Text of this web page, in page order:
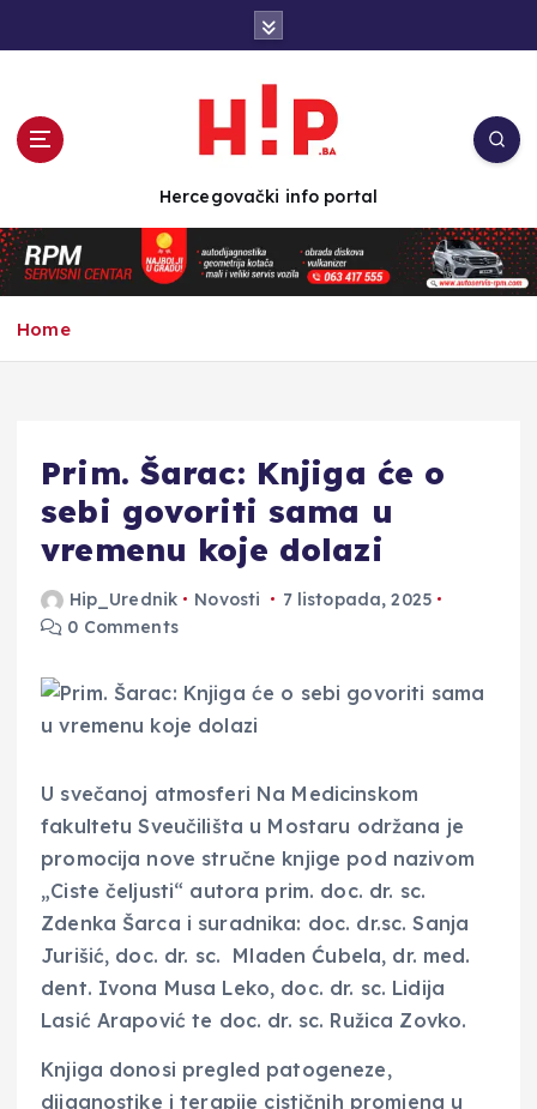
n
t
e
Hercegovački info portal
Home
Prim. Šarac: Knjiga će o
sebi govoriti sama u
vremenu koje dolazi
Hip_Urednik Novosti
7 listopada, 2025
0 Comments
U svečanoj atmosferi Na Medicinskom
fakultetu Sveučilišta u Mostaru održana je
promocija nove stručne knjige pod nazivom
„Ciste čeljusti“ autora prim. doc. dr. sc.
Zdenka Šarca i suradnika: doc. dr.sc. Sanja
Jurišić, doc. dr. sc. Mladen Ćubela, dr. med.
dent. Ivona Musa Leko, doc. dr. sc. Lidija
Lasić Arapović te doc. dr. sc. Ružica Zovko.
Knjiga donosi pregled patogeneze,
dijagnostike i terapije cističnih promjena u